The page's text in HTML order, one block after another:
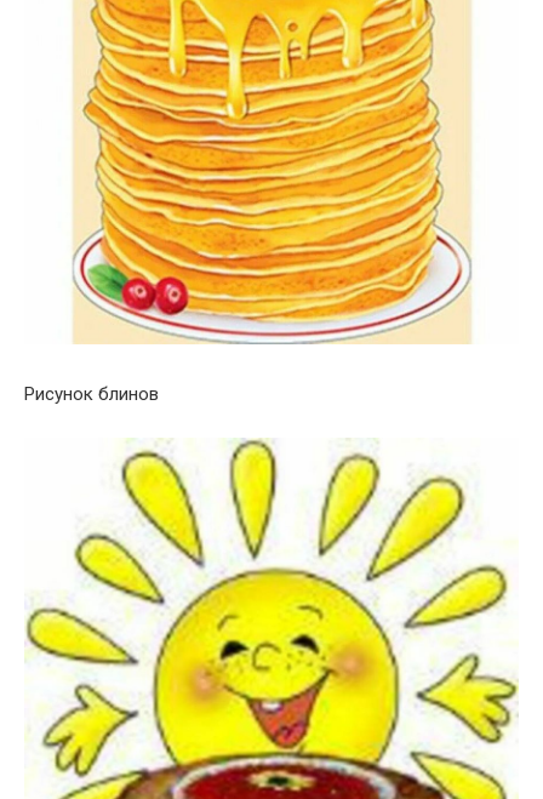
Рисунок блинов